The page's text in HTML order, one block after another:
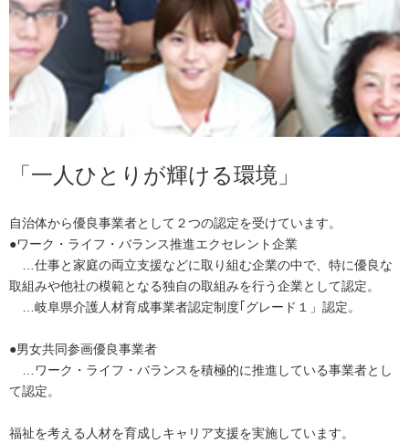
「一人ひとりが輝ける環境」
自治体から優良事業者として２つの認定を受けています。
●ワーク・ライフ・バランス推進エクセレント企業
…仕事と家庭の両立支援などに取り組む企業の中で、特に優良な
取組みや他社の模範となる独自の取組みを行う企業として認定。
…岐阜県介護人材育成事業者認定制度｢グレード１」認定。
●男女共同参画優良事業者
…ワーク・ライフ・バランスを積極的に推進している事業者とし
て認定。
福祉を考える人材を育成しキャリア支援を実施しています。